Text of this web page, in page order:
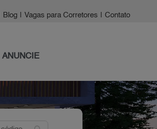
Blog Vagas para Corretores Contato
ANUNCIE